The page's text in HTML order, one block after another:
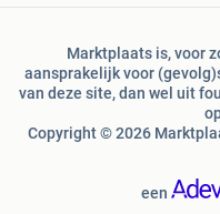
Marktplaats is, voor
aansprakelijk voor
van deze site, dan wel uit
Copyright © 2026
een